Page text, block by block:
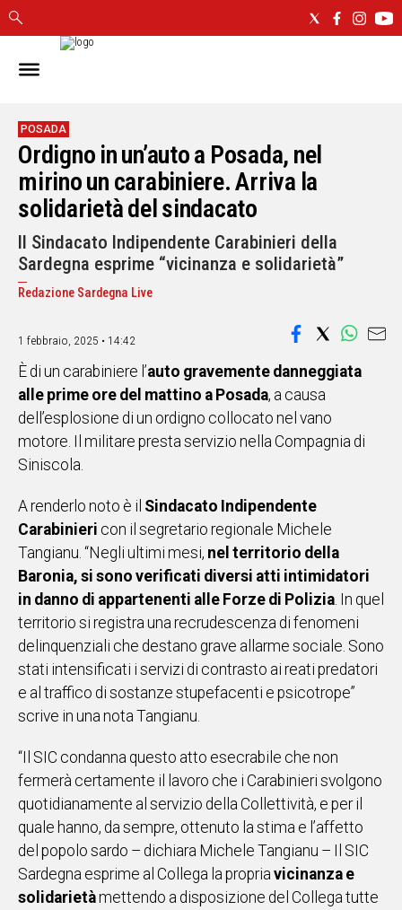
IN
CAGLIARI
SASSARI
NUORO
ORISTANO
SULCIS
GALLURA
OGLIASTRA
MEDIO
NOTIZIE
POLITICA
IN
ITALIA
NEL
SPORT
EVENTI
STORIE
VIDEO
UNISCITI
AL CANALE
WHATSAPP
Social
POSADA
Ordigno in un’auto a Posada, nel
mirino un carabiniere. Arriva la
solidarietà del sindacato
Il Sindacato Indipendente Carabinieri della
Sardegna esprime “vicinanza e solidarietà”
Redazione Sardegna Live
1 febbraio, 2025 • 14:42
È di un carabiniere l’auto gravemente danneggiata
alle prime ore del mattino a Posada, a causa
dell’esplosione di un ordigno collocato nel vano
motore. Il militare presta servizio nella Compagnia di
Siniscola.
A renderlo noto è il Sindacato Indipendente
Carabinieri con il segretario regionale Michele
Tangianu. “Negli ultimi mesi, nel territorio della
Baronia, si sono verificati diversi atti intimidatori
in danno di appartenenti alle Forze di Polizia. In quel
territorio si registra una recrudescenza di fenomeni
delinquenziali che destano grave allarme sociale. Sono
stati intensificati i servizi di contrasto ai reati predatori
e al traffico di sostanze stupefacenti e psicotrope”
scrive in una nota Tangianu.
“Il SIC condanna questo atto esecrabile che non
fermerà certamente il lavoro che i Carabinieri svolgono
quotidianamente al servizio della Collettività, e per il
quale hanno, da sempre, ottenuto la stima e l’affetto
del popolo sardo – dichiara Michele Tangianu – Il SIC
Sardegna esprime al Collega la propria vicinanza e
solidarietà mettendo a disposizione del Collega tutte